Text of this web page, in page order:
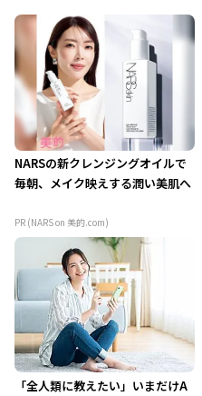
NARSの新クレンジングオイルで
毎朝、メイク映えする潤い美肌へ
PR (NARS on 美的.com)
「全人類に教えたい」いまだけA